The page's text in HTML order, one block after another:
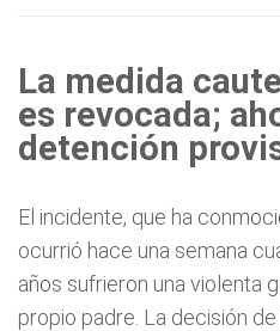
La medida
es revocada;
detención
El incidente, que ha
ocurrió hace una semana
años sufrieron una violenta
propio padre. La decisión